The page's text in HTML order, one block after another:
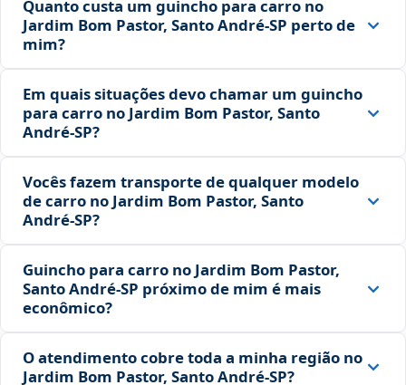
Quanto custa um guincho para carro no
Jardim Bom Pastor, Santo André‑SP perto de
mim?
Em quais situações devo chamar um guincho
para carro no Jardim Bom Pastor, Santo
André‑SP?
Vocês fazem transporte de qualquer modelo
de carro no Jardim Bom Pastor, Santo
André‑SP?
Guincho para carro no Jardim Bom Pastor,
Santo André‑SP próximo de mim é mais
econômico?
O atendimento cobre toda a minha região no
Jardim Bom Pastor, Santo André‑SP?